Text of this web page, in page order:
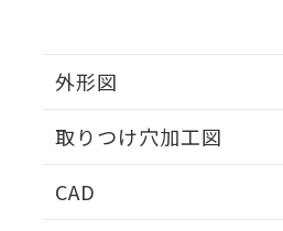
外形図
取りつけ穴加工図
CAD